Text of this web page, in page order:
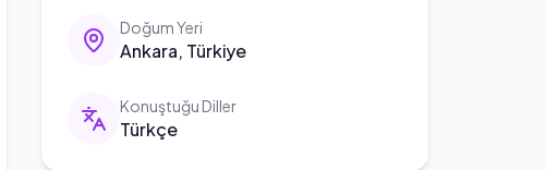
Doğum Yeri
Ankara, Türkiye
Konuştuğu Diller
Türkçe